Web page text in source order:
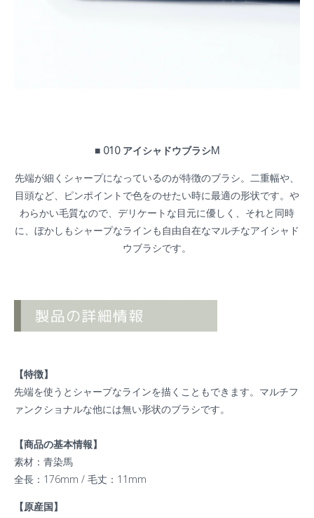
■ 010 アイシャドウブラシM
先端が細くシャープになっているのが特徴のブラシ。二重幅や、
目頭など、ピンポイントで色をのせたい時に最適の形状です。や
わらかい毛質なので、デリケートな目元に優しく、それと同時
に、ぼかしもシャープなラインも自由自在なマルチなアイシャド
ウブラシです。
【特徴】
先端を使うとシャープなラインを描くこともできます。マルチフ
ァンクショナルな他には無い形状のブラシです。
【商品の基本情報】
素材：青染馬
全長：176mm / 毛丈：11mm
【原産国】